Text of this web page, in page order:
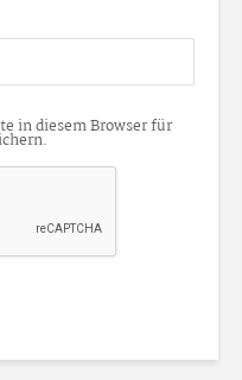
in diesem Browser für